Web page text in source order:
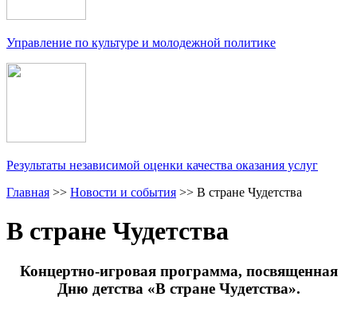
Управление по культуре и молодежной политике
Результаты независимой оценки качества оказания услуг
Главная >> Новости и события >> В стране Чудетства
В стране Чудетства
Концертно-игровая программа, посвященная
Дню детства «В стране Чудетства».